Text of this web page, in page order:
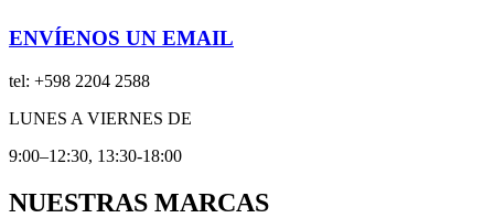
ENVÍENOS UN EMAIL
tel: +598 2204 2588
LUNES A VIERNES DE
9:00–12:30, 13:30-18:00
NUESTRAS MARCAS